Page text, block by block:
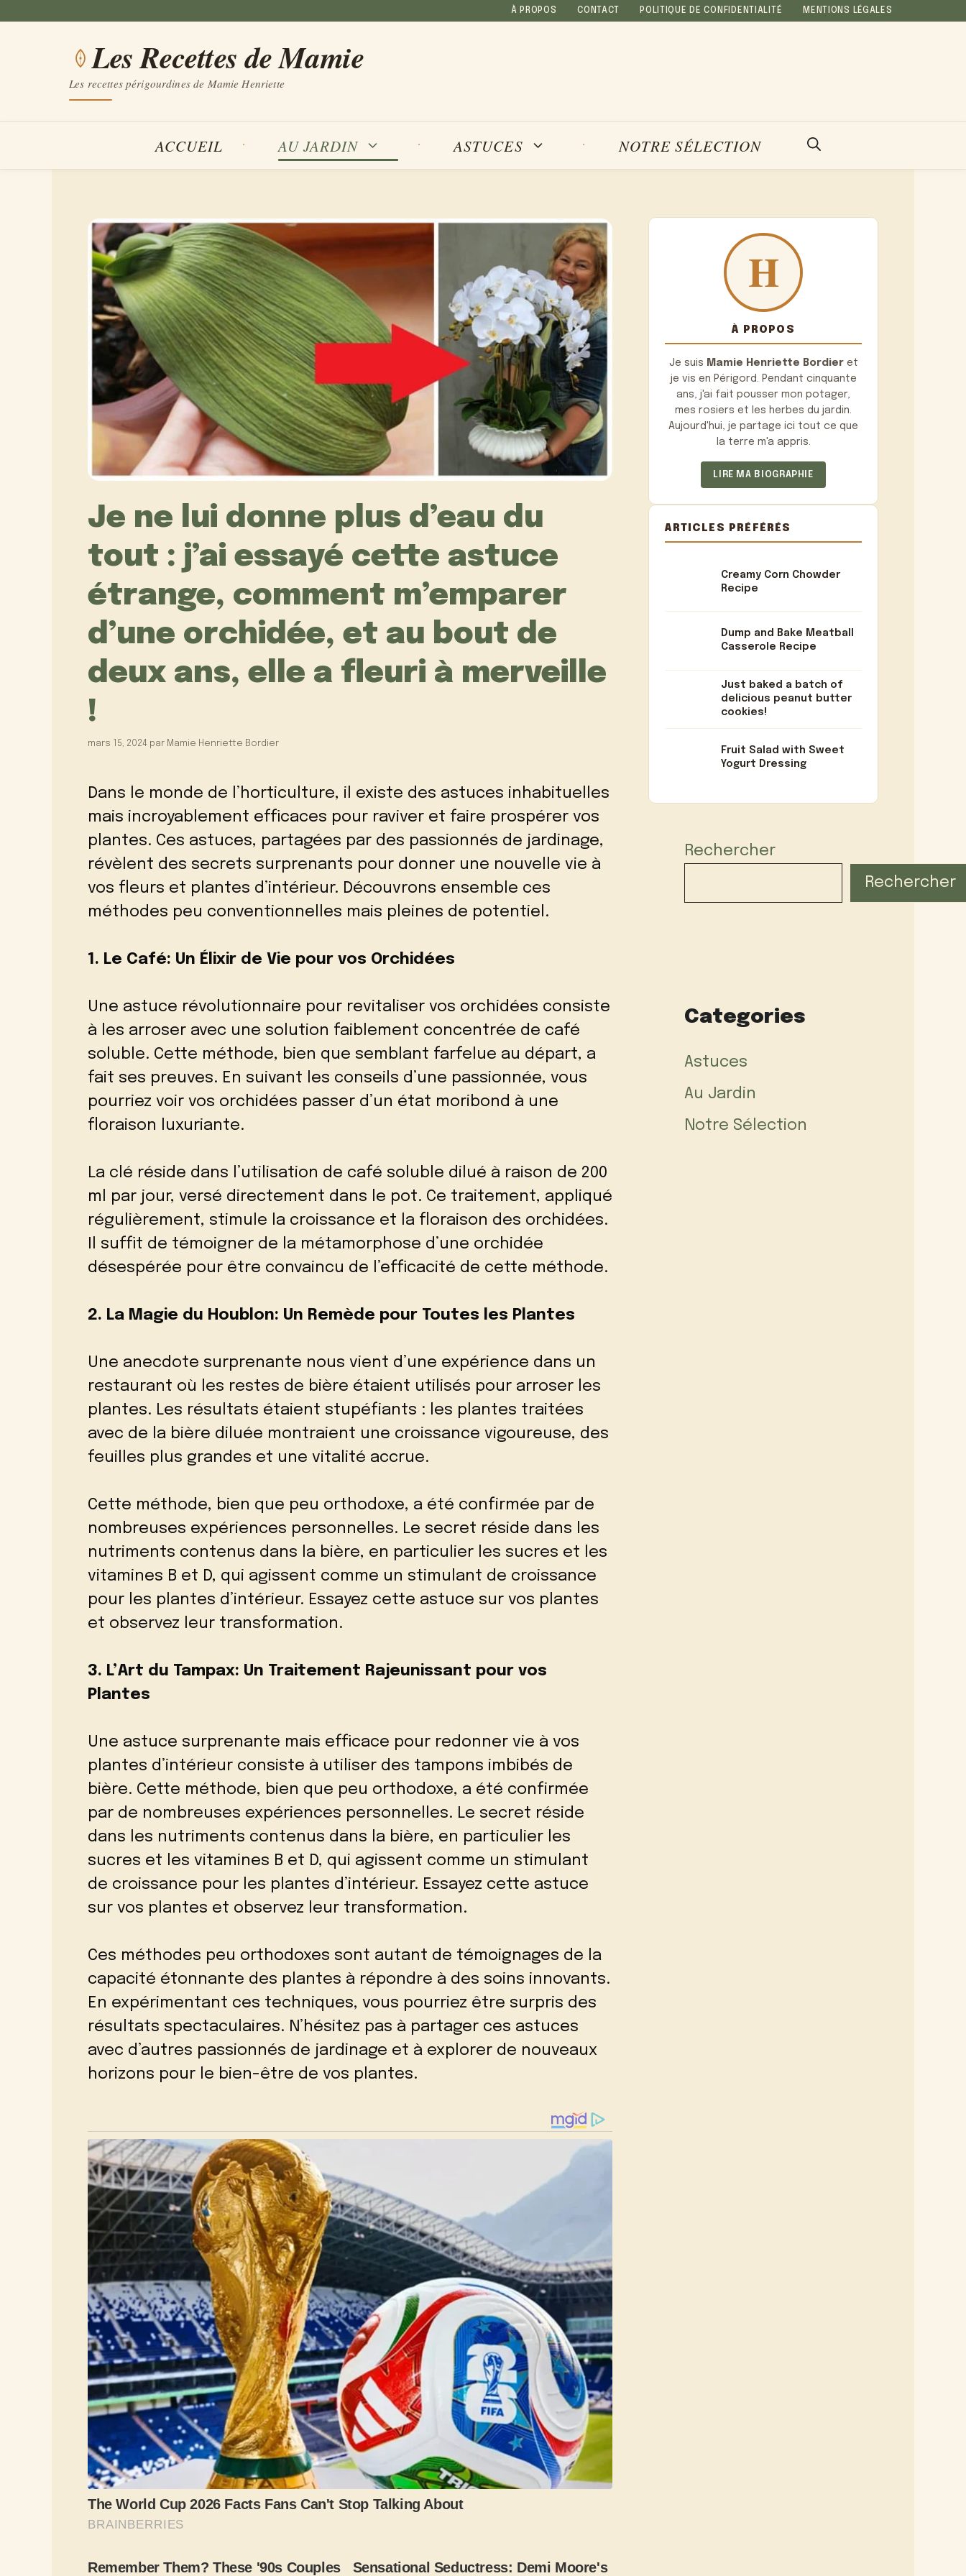
À PROPOS CONTACT POLITIQUE DE CONFIDENTIALITÉ MENTIONS LÉGALES
Les Recettes de Mamie
Les recettes périgourdines de Mamie Henriette
ACCUEIL AU JARDIN ASTUCES NOTRE SÉLECTION
Je ne lui donne plus d’eau du
tout : j’ai essayé cette astuce
étrange, comment m’emparer
d’une orchidée, et au bout de
deux ans, elle a fleuri à merveille
!
mars 15, 2024 par Mamie Henriette Bordier
Dans le monde de l’horticulture, il existe des astuces inhabituelles
mais incroyablement efficaces pour raviver et faire prospérer vos
plantes. Ces astuces, partagées par des passionnés de jardinage,
révèlent des secrets surprenants pour donner une nouvelle vie à
vos fleurs et plantes d’intérieur. Découvrons ensemble ces
méthodes peu conventionnelles mais pleines de potentiel.
1. Le Café: Un Élixir de Vie pour vos Orchidées
Une astuce révolutionnaire pour revitaliser vos orchidées consiste
à les arroser avec une solution faiblement concentrée de café
soluble. Cette méthode, bien que semblant farfelue au départ, a
fait ses preuves. En suivant les conseils d’une passionnée, vous
pourriez voir vos orchidées passer d’un état moribond à une
floraison luxuriante.
La clé réside dans l’utilisation de café soluble dilué à raison de 200
ml par jour, versé directement dans le pot. Ce traitement, appliqué
régulièrement, stimule la croissance et la floraison des orchidées.
Il suffit de témoigner de la métamorphose d’une orchidée
désespérée pour être convaincu de l’efficacité de cette méthode.
2. La Magie du Houblon: Un Remède pour Toutes les Plantes
Une anecdote surprenante nous vient d’une expérience dans un
restaurant où les restes de bière étaient utilisés pour arroser les
plantes. Les résultats étaient stupéfiants : les plantes traitées
avec de la bière diluée montraient une croissance vigoureuse, des
feuilles plus grandes et une vitalité accrue.
Cette méthode, bien que peu orthodoxe, a été confirmée par de
nombreuses expériences personnelles. Le secret réside dans les
nutriments contenus dans la bière, en particulier les sucres et les
vitamines B et D, qui agissent comme un stimulant de croissance
pour les plantes d’intérieur. Essayez cette astuce sur vos plantes
et observez leur transformation.
3. L’Art du Tampax: Un Traitement Rajeunissant pour vos
Plantes
Une astuce surprenante mais efficace pour redonner vie à vos
plantes d’intérieur consiste à utiliser des tampons imbibés de
bière. Cette méthode, bien que peu orthodoxe, a été confirmée
par de nombreuses expériences personnelles. Le secret réside
dans les nutriments contenus dans la bière, en particulier les
sucres et les vitamines B et D, qui agissent comme un stimulant
de croissance pour les plantes d’intérieur. Essayez cette astuce
sur vos plantes et observez leur transformation.
Ces méthodes peu orthodoxes sont autant de témoignages de la
capacité étonnante des plantes à répondre à des soins innovants.
En expérimentant ces techniques, vous pourriez être surpris des
résultats spectaculaires. N’hésitez pas à partager ces astuces
avec d’autres passionnés de jardinage et à explorer de nouveaux
horizons pour le bien-être de vos plantes.
À PROPOS
Je suis Mamie Henriette Bordieret
je vis en Périgord. Pendant cinquante
ans, j'ai fait pousser mon potager,
mes rosiers et les herbes du jardin.
Aujourd'hui, je partage ici tout ce que
la terre m'a appris.
LIRE MA BIOGRAPHIE
ARTICLES PRÉFÉRÉS
Creamy Corn Chowder
Recipe
Dump and Bake Meatball
Casserole Recipe
Just baked a batch of
delicious peanut butter
cookies!
Fruit Salad with Sweet
Yogurt Dressing
Rechercher
Rechercher
Categories
Astuces
Au Jardin
Notre Sélection